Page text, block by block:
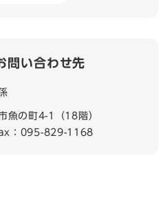
問い合わせ先
魚の町4-1（18階）
：095-829-1168